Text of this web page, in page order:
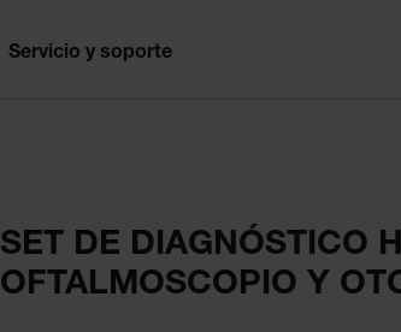
Servicio y soporte
SET DE DIAGNÓSTICO
OFTALMOSCOPIO Y